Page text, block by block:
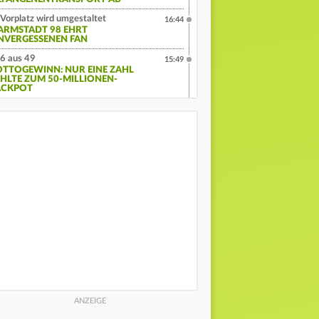
Vorplatz wird umgestaltet
98 EHRT
FAN
16:44
6 aus 49
NUR EINE ZAHL
ZUM 50-MILLIONEN-
15:49